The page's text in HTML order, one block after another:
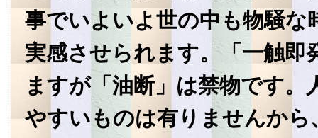
事でいよいよ世の中も物騒な
実感させられます。「一触即
ますが「油断」は禁物です。
やすいものは有りませんから